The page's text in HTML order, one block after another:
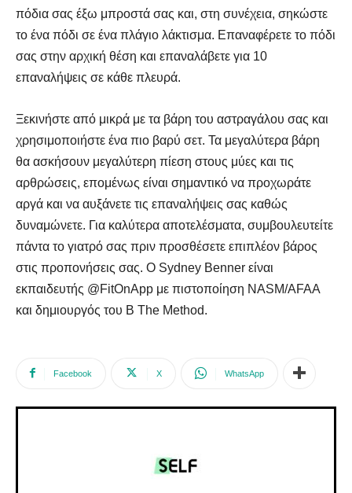
πόδια σας έξω μπροστά σας και, στη συνέχεια, σηκώστε
το ένα πόδι σε ένα πλάγιο λάκτισμα. Επαναφέρετε το πόδι
σας στην αρχική θέση και επαναλάβετε για 10
επαναλήψεις σε κάθε πλευρά.
Ξεκινήστε από μικρά με τα βάρη του αστραγάλου σας και
χρησιμοποιήστε ένα πιο βαρύ σετ. Τα μεγαλύτερα βάρη
θα ασκήσουν μεγαλύτερη πίεση στους μύες και τις
αρθρώσεις, επομένως είναι σημαντικό να προχωράτε
αργά και να αυξάνετε τις επαναλήψεις σας καθώς
δυναμώνετε. Για καλύτερα αποτελέσματα, συμβουλευτείτε
πάντα το γιατρό σας πριν προσθέσετε επιπλέον βάρος
στις προπονήσεις σας. Ο Sydney Benner είναι
εκπαιδευτής @FitOnApp με πιστοποίηση NASM/AFAA
και δημιουργός του B The Method.
Facebook X WhatsApp